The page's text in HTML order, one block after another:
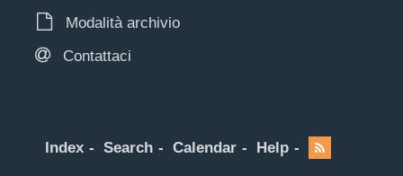
Modalità archivio
Contattaci
Index Search Calendar Help